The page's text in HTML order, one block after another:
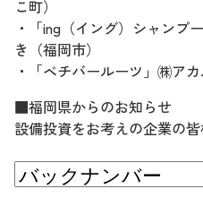
こ町）
・「ing（イング）シャンプ
き（福岡市）
・「ベチバールーツ」㈱アカ
■福岡県からのお知らせ
設備投資をお考えの企業の